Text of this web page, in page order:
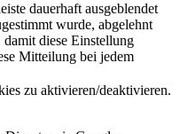
dauerhaft ausgeblendet
wurde, abgelehnt
diese Einstellung
Mitteilung bei jedem
zu aktivieren/deaktivieren.